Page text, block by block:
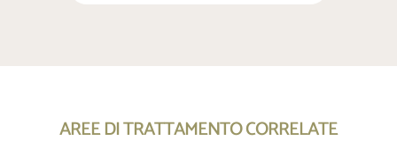
AREE DI TRATTAMENTO CORRELATE